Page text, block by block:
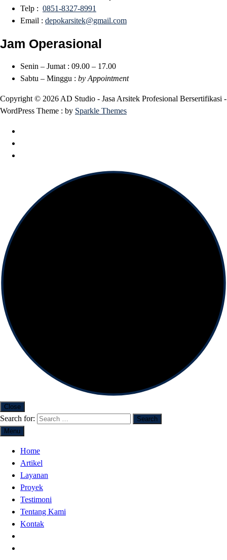
Telp : 0851-8327-8991
Email : depokarsitek@gmail.com
Jam Operasional
Senin – Jumat : 09.00 – 17.00
Sabtu – Minggu : by Appointment
Copyright © 2026 AD Studio - Jasa Arsitek Profesional Bersertifikasi -
WordPress Theme : by Sparkle Themes
Close
Search for:
Menu
Home
Artikel
Layanan
Proyek
Testimoni
Tentang Kami
Kontak